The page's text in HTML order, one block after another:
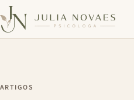
ARTIGOS